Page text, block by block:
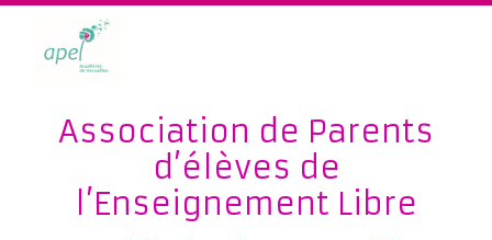
Association de Parents
d’élèves de
l’Enseignement Libre